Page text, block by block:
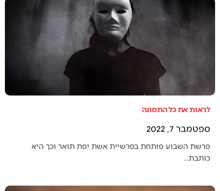
לראות את כל התמונה
ספטמבר 7, 2022
פרשת השבוע פותחת בפרשיית אשת יפת תואר וכך היא
כותבת…